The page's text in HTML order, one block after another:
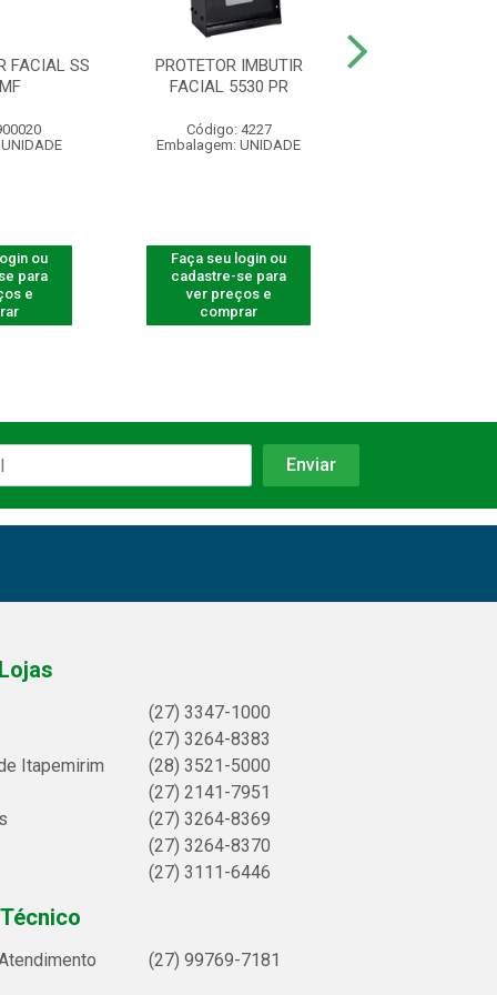
FACIAL SS
ou
para
e
PROTETOR IMBUTIR
FACIAL 5530 PR
Código: 4227
Embalagem: UNIDADE
Faça seu login ou
cadastre-se para
ver preços e
comprar
(27) 3347-1000
(27) 3264-8383
Itapemirim
(28) 3521-5000
(27) 2141-7951
(27) 3264-8369
(27) 3264-8370
(27) 3111-6446
(27) 99769-7181